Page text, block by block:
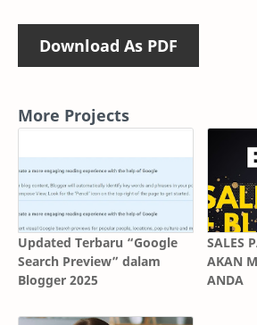
Download As PDF
More Projects
Updated Terbaru “Google
Search Preview” dalam
Blogger 2025
SALES
AKAN
ANDA